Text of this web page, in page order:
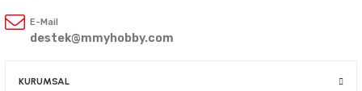
E-Mail
destek@mmyhobby.com
KURUMSAL